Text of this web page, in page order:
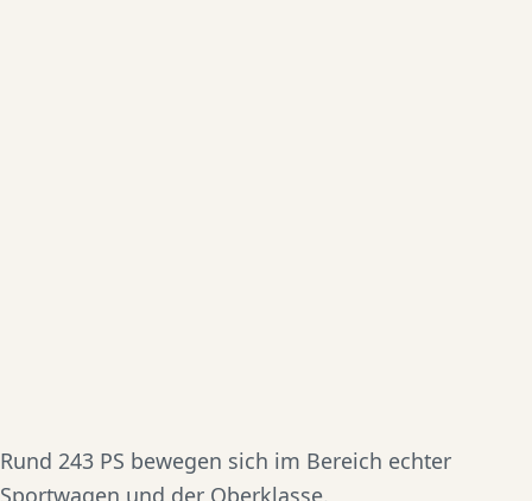
Rund 243 PS bewegen sich im Bereich echter
Sportwagen und der Oberklasse.